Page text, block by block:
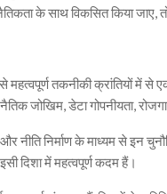
के साथ विकसित किया जाए,
महत्वपूर्ण तकनीकी क्रांतियों में
जोखिम, डेटा गोपनीयता,
नीति निर्माण के माध्यम से इन
दिशा में महत्वपूर्ण कदम हैं।